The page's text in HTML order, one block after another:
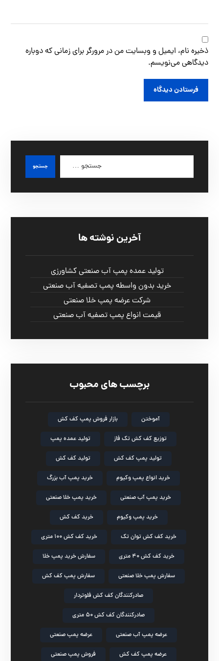
ذخیره نام، ایمیل و وبسایت من در مرورگر برای زمانی که دوباره
دیدگاهی می‌نویسم.
آخرین نوشته ها
تولید عمده پمپ آب صنعتی کشاورزی
خرید بدون واسطه پمپ تصفیه آب صنعتی
شرکت عرضه پمپ خلا صنعتی
قیمت انواع پمپ تصفیه آب صنعتی
برچسب های محبوب
آموختن بازار فروش پمپ کف کش
توزیع کف کش تک فاز تولید عمده پمپ
تولید پمپ کف کش تولید کف کش
خرید انواع پمپ وکیوم خرید پمپ آب بزرگ
خرید پمپ آب صنعتی خرید پمپ خلا صنعتی
خرید پمپ وکیوم خرید کف کش
خرید کف کش توان تک خرید کف کش ۱۰۰ متری
خرید کف کش ۴۰ متری سفارش خرید پمپ خلا
سفارش پمپ خلا صنعتی سفارش پمپ کف کش
صادرکنندگان کف کش فلوتردار
صادرکنندگان کف کش ۵۰ متری
عرضه پمپ آب صنعتی عرضه پمپ صنعتی
عرضه پمپ کف کش فروش پمپ صنعتی